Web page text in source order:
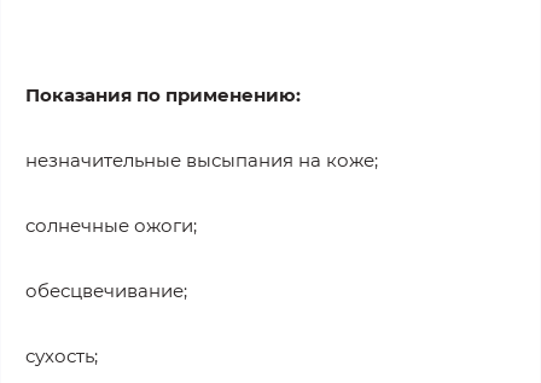
Показания по применению:
незначительные высыпания на коже;
солнечные ожоги;
обесцвечивание;
сухость;